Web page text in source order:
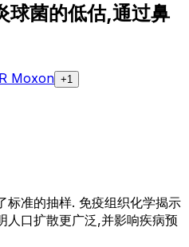
球菌的低估,通过鼻
Moxon +1
标准的抽样. 免疫组织化学揭示
人口扩散更广泛,并影响疾病预